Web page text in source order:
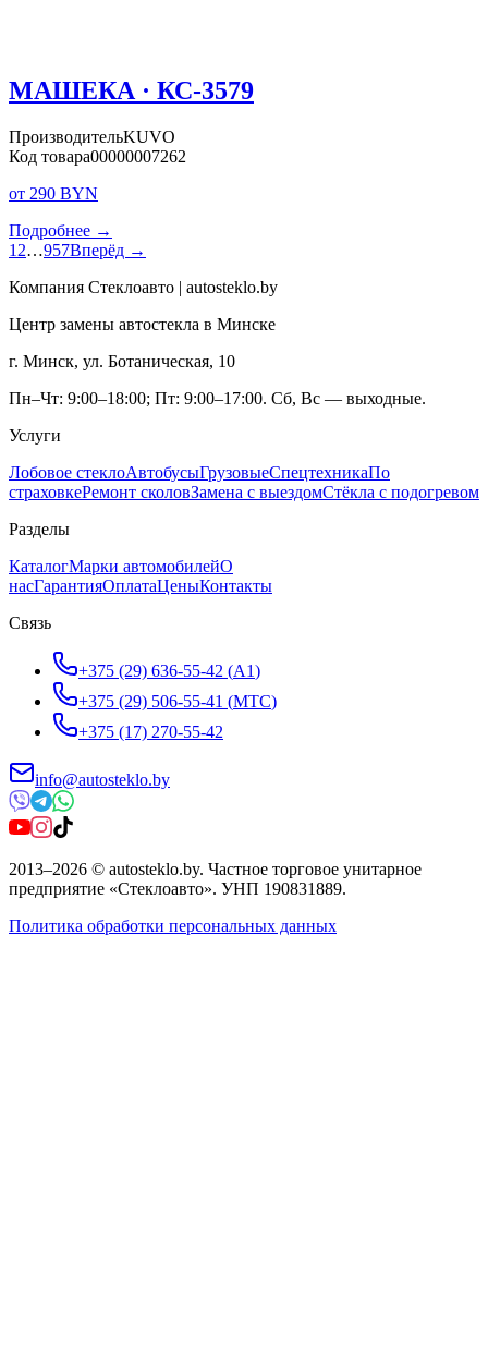
МАШЕКА · КС-3579
ПроизводительKUVO
Код товара00000007262
от 290 BYN
Подробнее →
1 2…957Вперёд →
Компания Стеклоавто | autosteklo.by
Центр замены автостекла в Минске
г. Минск, ул. Ботаническая, 10
Пн–Чт: 9:00–18:00; Пт: 9:00–17:00. Сб, Вс — выходные.
Услуги
Лобовое стеклоАвтобусыГрузовыеСпецтехникаПо
страховкеРемонт сколовЗамена с выездомСтёкла с подогревом
Разделы
КаталогМарки автомобилейО
насГарантияОплатаЦеныКонтакты
Связь
+375 (29) 636-55-42 (A1)
+375 (29) 506-55-41 (МТС)
+375 (17) 270-55-42
info@autosteklo.by
2013–2026 © autosteklo.by. Частное торговое унитарное
предприятие «Стеклоавто». УНП 190831889.
Политика обработки персональных данных